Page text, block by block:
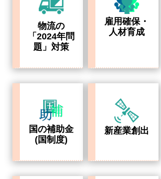
物流の
「2024年問
題」対策
雇用確保・
人材育成
国の補助金
(国制度)
新産業創出